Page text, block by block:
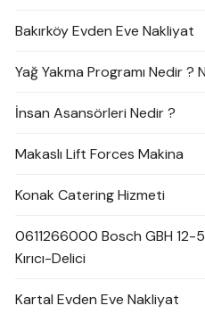
Bakırköy Evden Eve Nakliyat
Yağ Yakma Programı Nedir ?
İnsan Asansörleri Nedir ?
Makaslı Lift Forces Makina
Konak Catering Hizmeti
0611266000 Bosch GBH 12-
Kırıcı-Delici
Kartal Evden Eve Nakliyat